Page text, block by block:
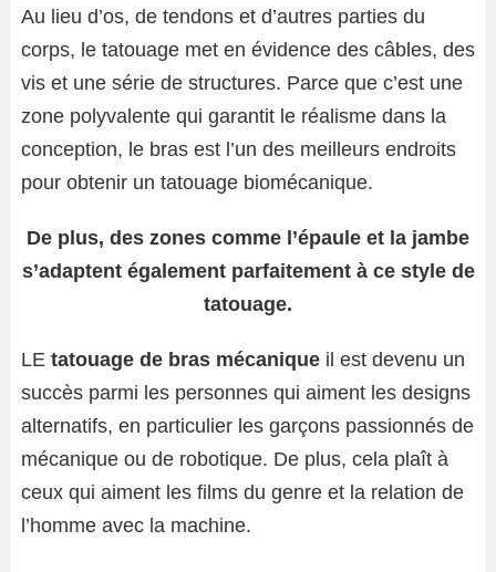
Au lieu d’os, de tendons et d’autres parties du
corps, le tatouage met en évidence des câbles, des
vis et une série de structures. Parce que c’est une
zone polyvalente qui garantit le réalisme dans la
conception, le bras est l’un des meilleurs endroits
pour obtenir un tatouage biomécanique.
De plus, des zones comme l’épaule et la jambe
s’adaptent également parfaitement à ce style de
tatouage.
LE tatouage de bras mécanique il est devenu un
succès parmi les personnes qui aiment les designs
alternatifs, en particulier les garçons passionnés de
mécanique ou de robotique. De plus, cela plaît à
ceux qui aiment les films du genre et la relation de
l’homme avec la machine.